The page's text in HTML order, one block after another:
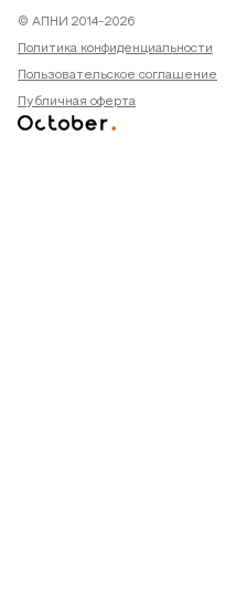
© АПНИ 2014-2026
Политика конфиденциальности
Пользовательское соглашение
Публичная оферта